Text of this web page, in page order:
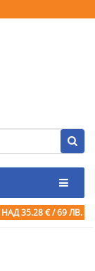
НАД 35.28 € / 69 ЛВ.